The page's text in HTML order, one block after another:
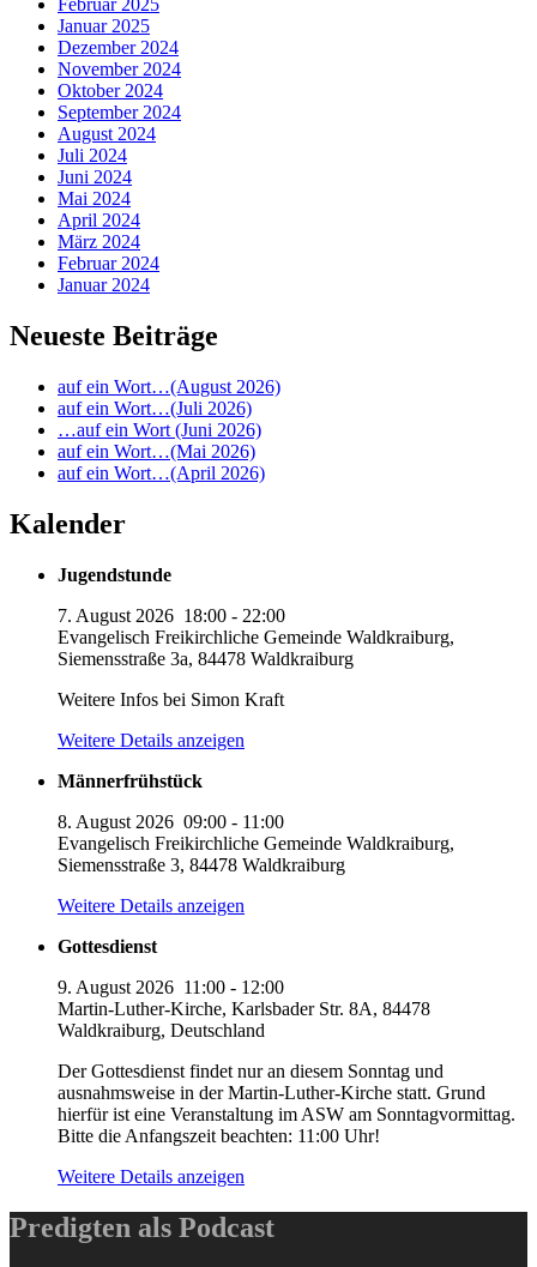
Februar 2025
Januar 2025
Dezember 2024
November 2024
Oktober 2024
September 2024
August 2024
Juli 2024
Juni 2024
Mai 2024
April 2024
März 2024
Februar 2024
Januar 2024
Neueste Beiträge
auf ein Wort…(August 2026)
auf ein Wort…(Juli 2026)
…auf ein Wort (Juni 2026)
auf ein Wort…(Mai 2026)
auf ein Wort…(April 2026)
Kalender
Jugendstunde
7. August 2026 18:00 - 22:00
Evangelisch Freikirchliche Gemeinde Waldkraiburg,
Siemensstraße 3a, 84478 Waldkraiburg
Weitere Infos bei Simon Kraft
Weitere Details anzeigen
Männerfrühstück
8. August 2026 09:00 - 11:00
Evangelisch Freikirchliche Gemeinde Waldkraiburg,
Siemensstraße 3, 84478 Waldkraiburg
Weitere Details anzeigen
Gottesdienst
9. August 2026 11:00 - 12:00
Martin-Luther-Kirche, Karlsbader Str. 8A, 84478
Waldkraiburg, Deutschland
Der Gottesdienst findet nur an diesem Sonntag und
ausnahmsweise in der Martin-Luther-Kirche statt. Grund
hierfür ist eine Veranstaltung im ASW am Sonntagvormittag.
Bitte die Anfangszeit beachten: 11:00 Uhr!
Weitere Details anzeigen
Predigten als Podcast